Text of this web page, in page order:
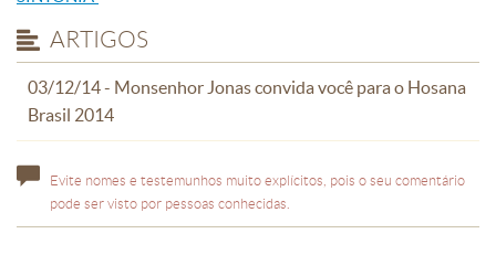
ARTIGOS
03/12/14 - Monsenhor Jonas convida você para o Hosana
Brasil 2014
Evite nomes e testemunhos muito explícitos, pois o seu comentário
pode ser visto por pessoas conhecidas.